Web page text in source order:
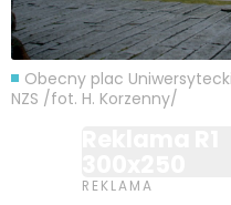
Obecny plac
NZS /fot. H. Korzenny/